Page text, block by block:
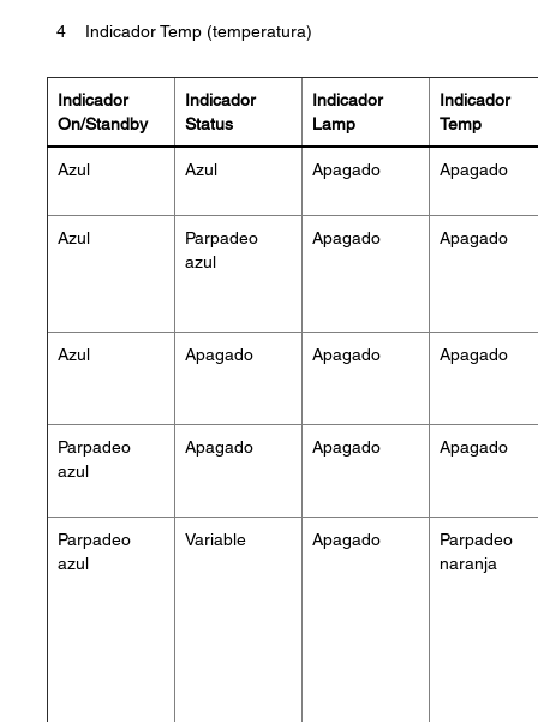
4 Indicador Temp (temperatura)
Indicador
On/Standby
Indicador
Status
Indicador
Lamp
Indicador
Temp
Azul Azul Apagado Apagado
Azul
Parpadeo
azul
Apagado Apagado
Azul Apagado Apagado Apagado
Parpadeo
azul
Apagado Apagado Apagado
Parpadeo
azul
Variable Apagado
Parpadeo
naranja